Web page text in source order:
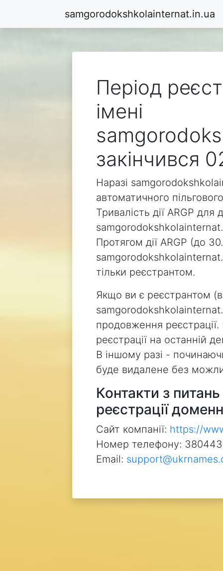
samgorodokshkolainternat.in.ua
Період
імені
закінчився
Наразі
автоматичного
Тривалість дії ARGP для
Протягом дії ARGP (до
тільки реєстрантом.
Якщо ви є реєстрантом
продовження
реєстрації на останній
В іншому разі -
буде видалене без
Контакти з
реєстрації
Сайт компанії: https://
Номер телефону:
Email: